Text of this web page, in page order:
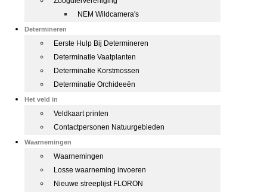
NEM Wildcamera's
Determineren
Eerste Hulp Bij Determineren
Determinatie Vaatplanten
Determinatie Korstmossen
Determinatie Orchideeën
Het veld in
Veldkaart printen
Contactpersonen Natuurgebieden
Waarnemingen
Waarnemingen
Losse waarneming invoeren
Nieuwe streeplijst FLORON